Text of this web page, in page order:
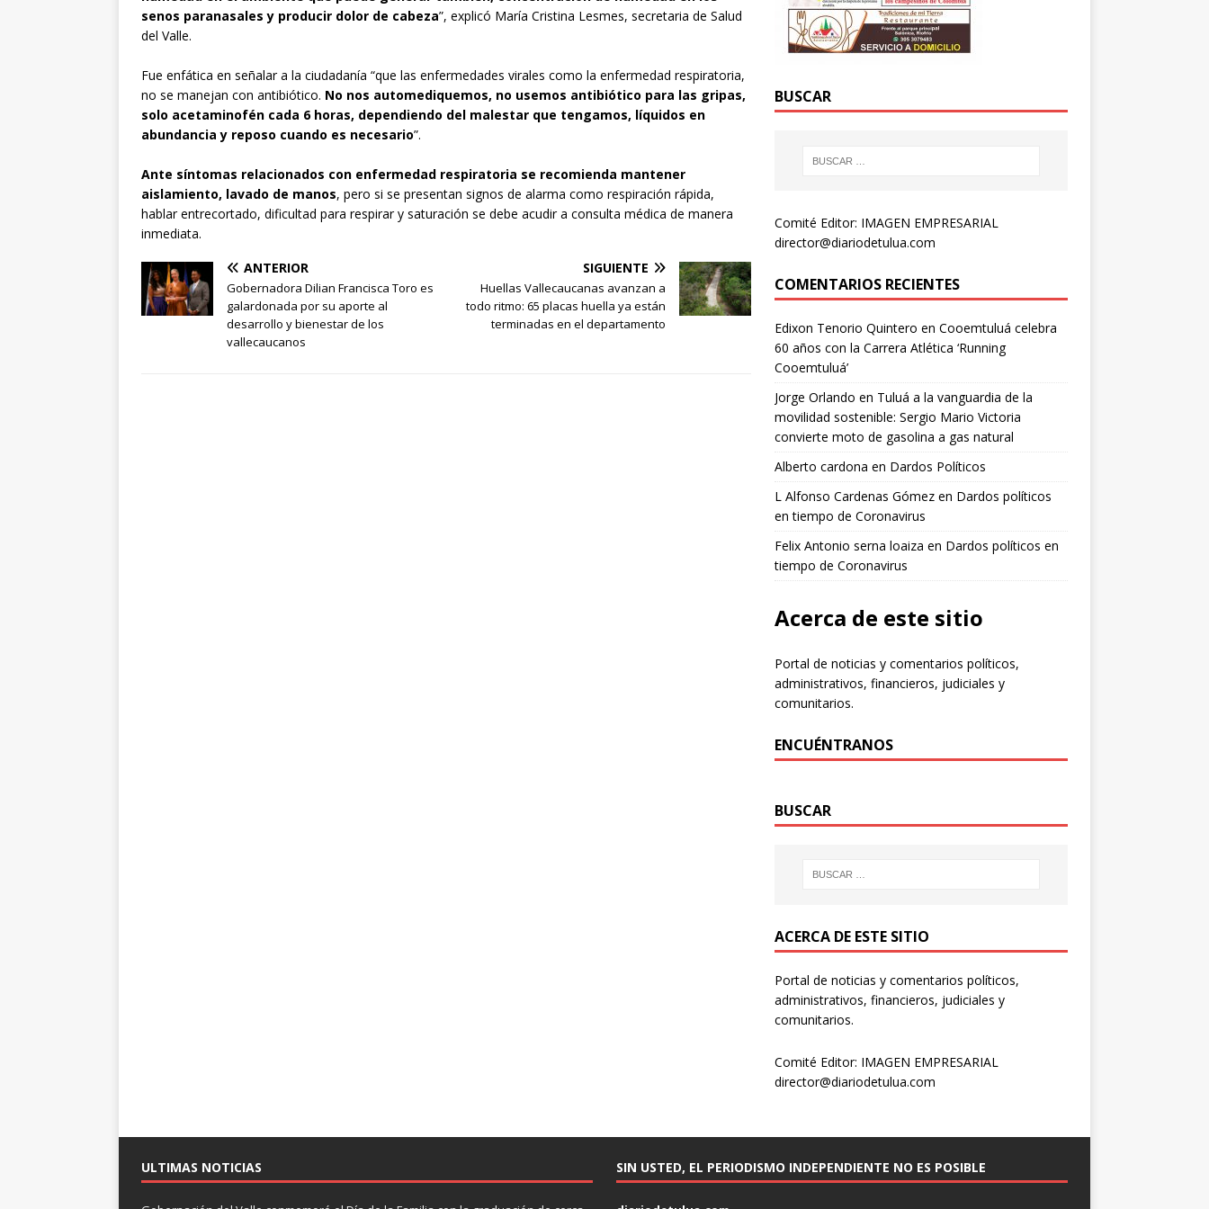
senos paranasales y producir dolor de cabeza”, explicó María Cristina Lesmes, secretaria de Salud
del Valle.
Fue enfática en señalar a la ciudadanía “que las enfermedades virales como la enfermedad respiratoria,
no se manejan con antibiótico. No nos automediquemos, no usemos antibiótico para las gripas,
solo acetaminofén cada 6 horas, dependiendo del malestar que tengamos, líquidos en
abundancia y reposo cuando es necesario”.
Ante síntomas relacionados con enfermedad respiratoria se recomienda mantener
aislamiento, lavado de manos, pero si se presentan signos de alarma como respiración rápida,
hablar entrecortado, dificultad para respirar y saturación se debe acudir a consulta médica de manera
inmediata.
ANTERIOR
Gobernadora Dilian Francisca Toro es
galardonada por su aporte al
desarrollo y bienestar de los
vallecaucanos
SIGUIENTE
Huellas Vallecaucanas avanzan a
todo ritmo: 65 placas huella ya están
terminadas en el departamento
BUSCAR
Comité Editor: IMAGEN EMPRESARIAL
director@diariodetulua.com
COMENTARIOS RECIENTES
Edixon Tenorio Quintero en Cooemtuluá celebra
60 años con la Carrera Atlética ‘Running
Cooemtuluá’
Jorge Orlando en Tuluá a la vanguardia de la
movilidad sostenible: Sergio Mario Victoria
convierte moto de gasolina a gas natural
Alberto cardona en Dardos Políticos
L Alfonso Cardenas Gómezen Dardos políticos
en tiempo de Coronavirus
Felix Antonio serna loaiza en Dardos políticos en
tiempo de Coronavirus
Acerca de este sitio
Portal de noticias y comentarios políticos,
administrativos, financieros, judiciales y
comunitarios.
ENCUÉNTRANOS
BUSCAR
ACERCA DE ESTE SITIO
Portal de noticias y comentarios políticos,
administrativos, financieros, judiciales y
comunitarios.
Comité Editor: IMAGEN EMPRESARIAL
director@diariodetulua.com
ULTIMAS NOTICIAS SIN USTED, EL PERIODISMO INDEPENDIENTE NO ES POSIBLE